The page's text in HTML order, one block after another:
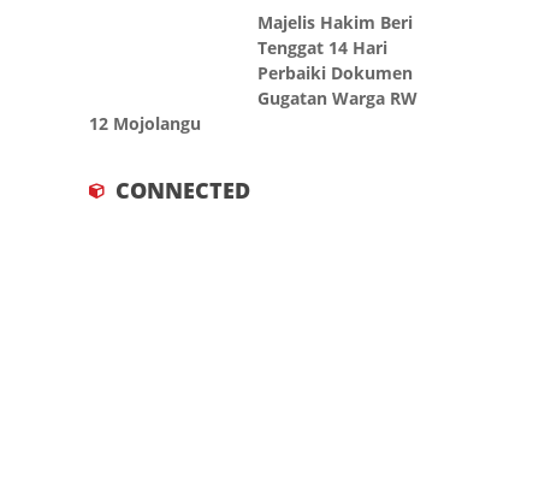
Majelis Hakim Beri
Tenggat 14 Hari
Perbaiki Dokumen
Gugatan Warga RW
12 Mojolangu
CONNECTED